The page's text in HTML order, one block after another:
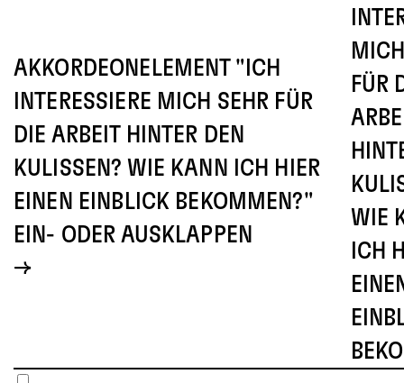
FÜR
WIE
ICH
AKKORDEONELEMENT "ICH
INTERESSIERE MICH SEHR FÜR
DIE ARBEIT HINTER DEN
KULISSEN? WIE KANN ICH HIER
EINEN EINBLICK BEKOMMEN?"
EIN- ODER AUSKLAPPEN